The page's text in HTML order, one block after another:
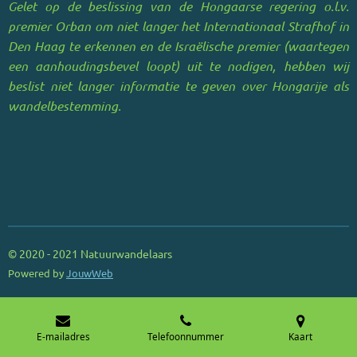
Gelet op de beslissing van de Hongaarse regering o.l.v.
premier Orban om niet langer het Internationaal Strafhof in
Den Haag te erkennen en de Israëlische premier (waartegen
een aanhoudingsbevel loopt) uit te nodigen, hebben wij
beslist niet langer informatie te geven over Hongarije als
wandelbestemming.
© 2020 - 2021 Natuurwandelaars
Powered byJouwWeb
E-mailadres Telefoonnummer Kaart